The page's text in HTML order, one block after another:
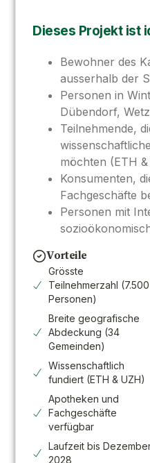
Dieses Projekt ist
Bewohner des
ausserhalb der
Personen in
Dübendorf,
Teilnehmende,
möchten (ETH
Konsumenten,
Fachgeschäfte
Personen mit
Vorteile
Grösste
Teilnehmerzahl (7.500
Personen)
Breite geografische
Abdeckung (34
Gemeinden)
Wissenschaftlich
fundiert (ETH & UZH)
Apotheken und
Fachgeschäfte
verfügbar
Laufzeit bis
2028